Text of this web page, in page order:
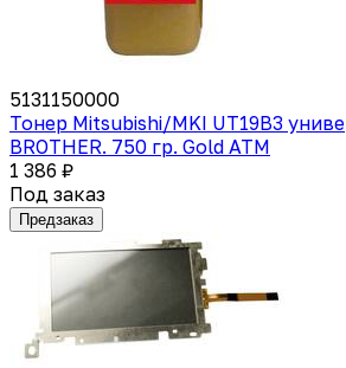
5131150000
Тонер Mitsubishi/MKI UT19B3
BROTHER. 750 гр. Gold ATM
1 386 ₽
Под заказ
Предзаказ